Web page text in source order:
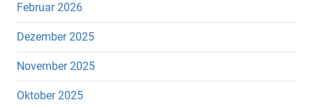
Februar 2026
Dezember 2025
November 2025
Oktober 2025